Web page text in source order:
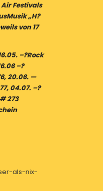
Festivals
„H?
von 17
–?Rock
–?
20.06. —
04.07. –?
273
als-nix-